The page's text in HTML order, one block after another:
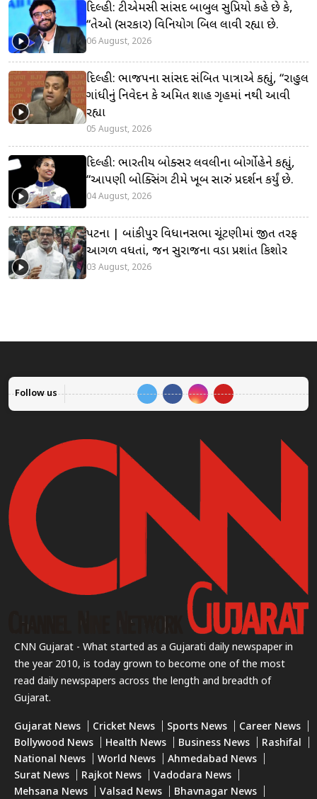
દિલ્હી: ટીએમસી સાંસદ બાબુલ સુપ્રિયો કહે છે કે,
“તેઓ (સરકાર) વિનિયોગ બિલ લાવી રહ્યા છે.
06 August, 2026
દિલ્હી: ભાજપના સાંસદ સંબિત પાત્રાએ કહ્યું, “રાહુલ
ગાંધીનું નિવેદન કે અમિત શાહ ગૃહમાં નથી આવી
રહ્યા
05 August, 2026
દિલ્હી: ભારતીય બોક્સર લવલીના બોર્ગોહેને કહ્યું,
“આપણી બોક્સિંગ ટીમે ખૂબ સારું પ્રદર્શન કર્યું છે.
04 August, 2026
પટના | બાંકીપુર વિધાનસભા ચૂંટણીમાં જીત તરફ
આગળ વધતાં, જન સુરાજના વડા પ્રશાંત કિશોર
03 August, 2026
Follow us
CNN Gujarat - What started as a Gujarati daily newspaper in
the year 2010, is today grown to become one of the most
read daily newspapers across the length and breadth of
Gujarat.
Gujarat News Cricket News Sports News
Career News
Bollywood News
Health News Business News
Rashifal
National News
World News
Ahmedabad News
Surat News
Rajkot News
Vadodara News
Mehsana News
Valsad News Bhavnagar News